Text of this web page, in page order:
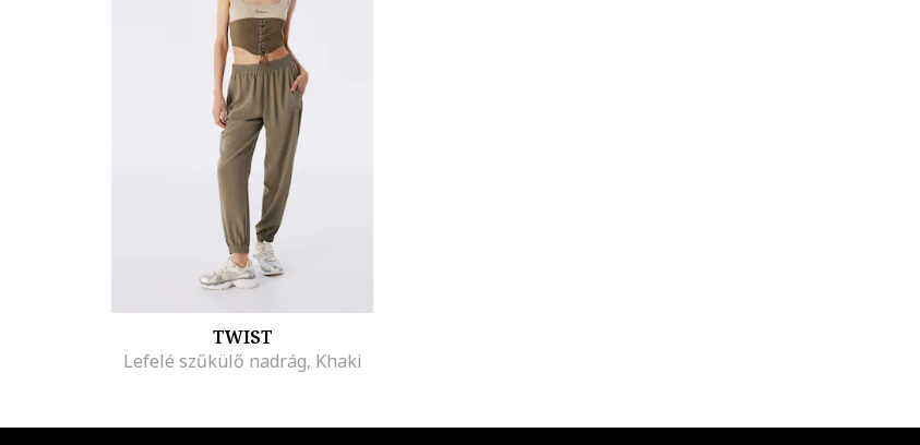
TWIST
Lefelé szűkülő nadrág, Khaki